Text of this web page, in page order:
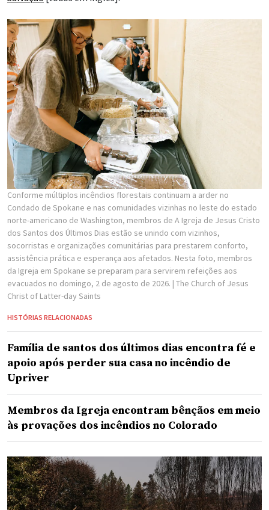
Conforme múltiplos incêndios florestais continuam a arder no
Condado de Spokane e nas comunidades vizinhas no leste do estado
norte-americano de Washington, membros de A Igreja de Jesus Cristo
dos Santos dos Últimos Dias estão se unindo com vizinhos,
socorristas e organizações comunitárias para prestarem conforto,
assistência prática e esperança aos afetados. Nesta foto, membros
da Igreja em Spokane se preparam para servirem refeições aos
evacuados no domingo, 2 de agosto de 2026. | The Church of Jesus
Christ of Latter-day Saints
HISTÓRIAS RELACIONADAS
Família de santos dos últimos dias encontra fé e
apoio após perder sua casa no incêndio de
Upriver
Membros da Igreja encontram bênçãos em meio
às provações dos incêndios no Colorado